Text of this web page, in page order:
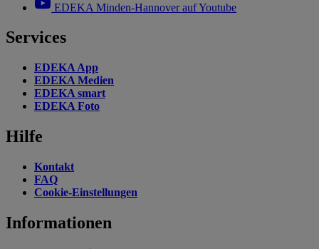
EDEKA Minden-Hannover auf Youtube
Services
EDEKA App
EDEKA Medien
EDEKA smart
EDEKA Foto
Hilfe
Kontakt
FAQ
Cookie-Einstellungen
Informationen